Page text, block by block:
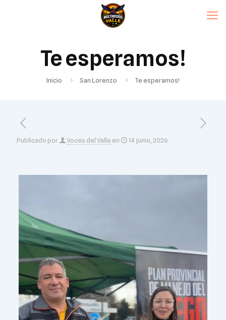
Te esperamos!
Inicio San Lorenzo Te esperamos!
Publicado por Voces del Valle en 14 junio, 2026